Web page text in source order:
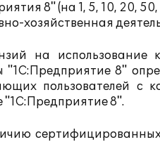
8" (на 1, 5, 10, 20,
хозяйственная
на использование
8"
пользователей с
"1С:Предприятие 8".